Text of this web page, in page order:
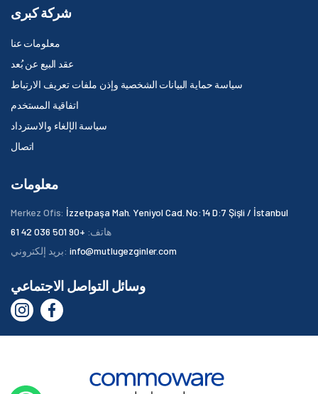
شركة كبرى
معلومات عنا
عقد البيع عن بُعد
سياسة حماية البيانات الشخصية وإذن ملفات تعريف الارتباط
اتفاقية المستخدم
سياسة الإلغاء والاسترداد
اتصال
معلومات
Merkez Ofis: İzzetpaşa Mah. Yeniyol Cad. No:14 D:7 Şişli / İstanbul
هاتف: +90 501 036 42 61
بريد إلكتروني: info@mutlugezginler.com
وسائل التواصل الاجتماعي